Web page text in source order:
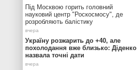
Під Москвою горить головний
науковий центр "Роскосмосу", де
розробляють балістику
Україну розжарить до +40, але
похолодання вже близько: Діденко
назвала точні дати